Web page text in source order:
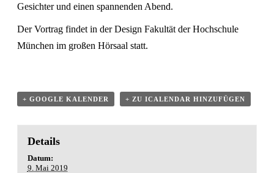
Gesichter und einen spannenden Abend.
Der Vortrag findet in der Design Fakultät der Hochschule
München im großen Hörsaal statt.
+ GOOGLE KALENDER + ZU ICALENDAR HINZUFÜGEN
Details
Datum:
9. Mai 2019